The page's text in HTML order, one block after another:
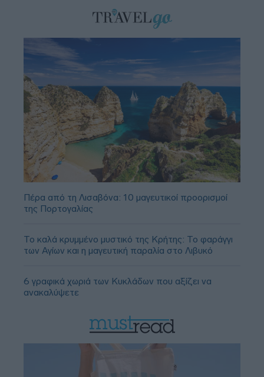
Πέρα από τη Λισαβόνα: 10 μαγευτικοί προορισμοί
της Πορτογαλίας
Το καλά κρυμμένο μυστικό της Κρήτης: Το φαράγγι
των Αγίων και η μαγευτική παραλία στο Λιβυκό
6 γραφικά χωριά των Κυκλάδων που αξίζει να
ανακαλύψετε